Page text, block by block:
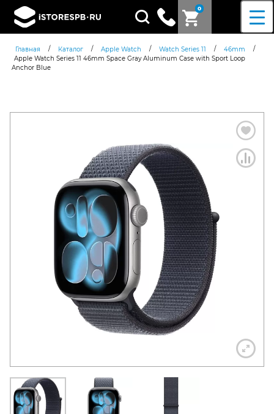
0
Поиск
товаров
Главная / Каталог / Apple Watch / Watch Series 11 / 46mm
/
Apple Watch Series 11 46mm Space Gray Aluminum Case with Sport Loop
Anchor Blue
Согласен c политикой
конфиденциальности
+7 812 318-40-14
(c 10:00 до 21:00, без
выходных)